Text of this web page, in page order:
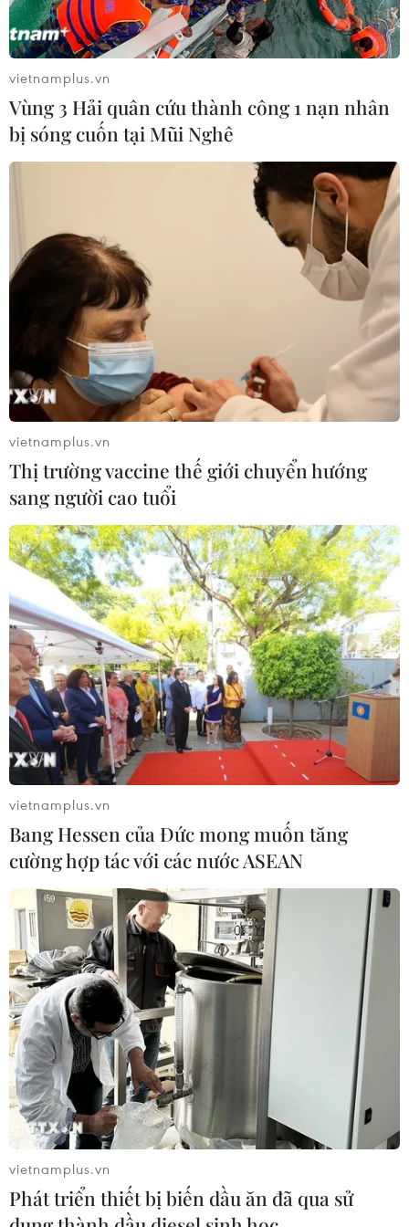
vietnamplus.vn
Vùng 3 Hải quân cứu thành công 1 nạn nhân
bị sóng cuốn tại Mũi Nghê
vietnamplus.vn
Thị trường vaccine thế giới chuyển hướng
sang người cao tuổi
vietnamplus.vn
Bang Hessen của Đức mong muốn tăng
cường hợp tác với các nước ASEAN
vietnamplus.vn
Phát triển thiết bị biến dầu ăn đã qua sử